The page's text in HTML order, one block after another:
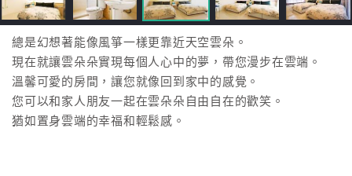
店
訂
房
HOT
特
總是幻想著能像風箏一樣更靠近天空雲朵。
現在就讓雲朵朵實現每個人心中的夢，帶您漫步在雲端。
溫馨可愛的房間，讓您就像回到家中的感覺。
您可以和家人朋友一起在雲朵朵自由自在的歡笑。
猶如置身雲端的幸福和輕鬆感。